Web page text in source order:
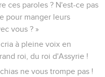
ces paroles ? N'est-ce pas
pour manger leurs
vous ? »
à pleine voix en
roi, du roi d'Assyrie !
ne vous trompe pas !